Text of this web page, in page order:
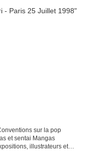
sur la pop
et sentai Mangas
illustrateurs et